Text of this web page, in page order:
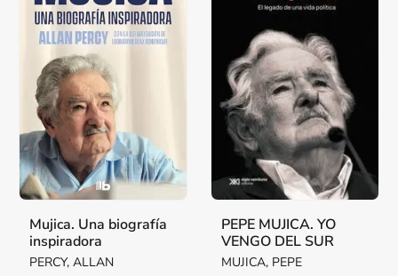
Mujica. Una biografía
inspiradora
PERCY, ALLAN
PEPE MUJICA. YO
VENGO DEL SUR
MUJICA, PEPE